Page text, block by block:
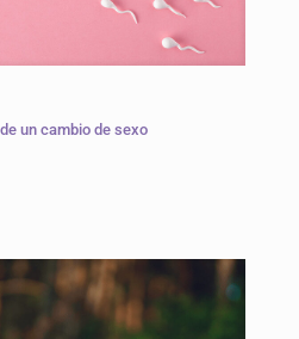
un cambio de sexo